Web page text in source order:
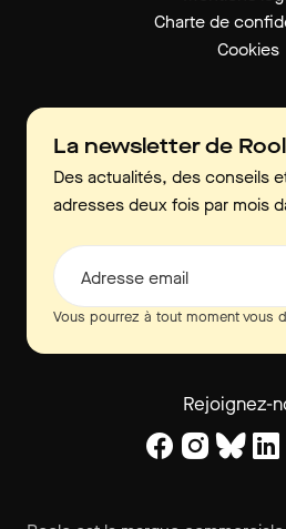
Charte de
Cookies
La newsletter de
Des actualités, des conseils
adresses deux fois par mois
Adresse email
Vous pourrez à tout moment vous
Rejoignez-